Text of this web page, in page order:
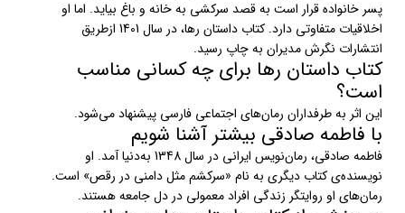
پسر خانواده قرار است به قصد سرکشی به خانه و باغ بیاید. اما او
اخلاقیات متفاوتی دارد. کتاب داستان رها، در سال 1401 ازطریق
انتشارات نگرش مدیران به چاپ رسید.
کتاب داستان رها برای چه کسانی مناسب
است؟
این اثر به طرفداران رمان‌های اجتماعی فارسی پیشنهاد می‌شود.
با فاطمه صادقی بیشتر آشنا شویم
فاطمه صادقی، رمان‌نویس ایرانی در سال 1348 به‌دنیا آمد. او
نویسنده‌ی کتاب دیگری به نام «سرکشم مثل دامنی در رقص» است.
رمان‌های او روایتگر زندگی افراد معمولی در دل جامعه هستند.